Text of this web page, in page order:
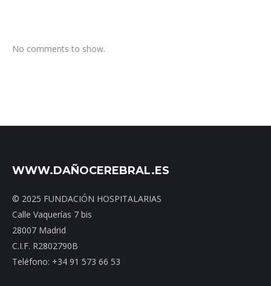
No comments to show.
WWW.DAÑOCEREBRAL.ES
© 2025 FUNDACIÓN HOSPITALARIAS
Calle Vaquerías 7 bis
28007 Madrid
C.I.F. R2802790B
Teléfono: +34 91 573 66 53